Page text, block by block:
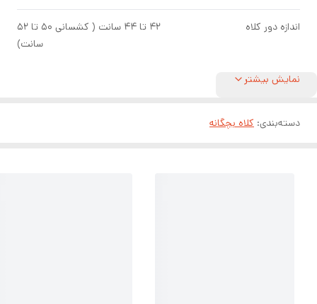
اندازه دور کلاه
۴۲ تا ۴۴ سانت ( کشسانی ۵۰ تا ۵۲
سانت)
نمایش بیشتر
دسته‌بندی: کلاه بچگانه